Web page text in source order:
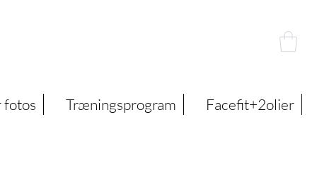
fotos Træningsprogram Facefit+2olier